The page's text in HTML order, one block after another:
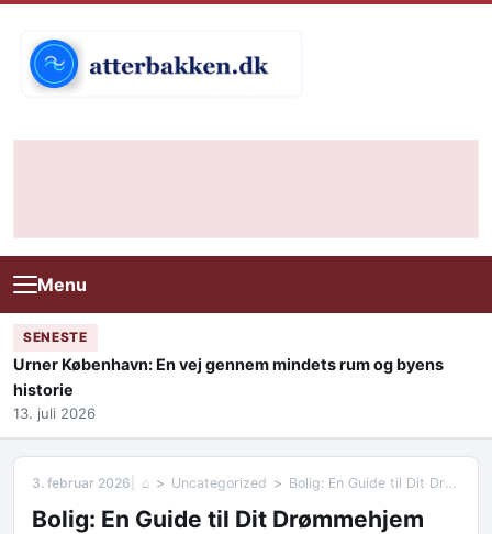
Menu
SENESTE
Urner København: En vej gennem mindets rum og byens
historie
13. juli 2026
3. februar 2026 ⌂ Uncategorized Bolig: En Guide til Dit Drømmehjem
Bolig: En Guide til Dit Drømmehjem